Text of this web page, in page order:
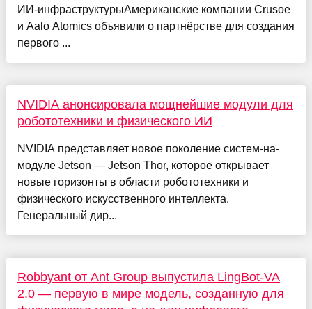
ИИ-инфраструктурыАмериканские компании Crusoe
и Aalo Atomics объявили о партнёрстве для создания
первого ...
NVIDIA анонсировала мощнейшие модули для
робототехники и физического ИИ
NVIDIA представляет новое поколение систем-на-
модуле Jetson — Jetson Thor, которое открывает
новые горизонты в области робототехники и
физического искусственного интеллекта.
Генеральный дир...
Robbyant от Ant Group выпустила LingBot-VA
2.0 — первую в мире модель, созданную для